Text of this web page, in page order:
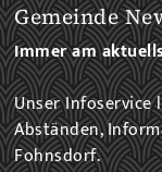
Gemeinde
Immer am
Unser
Abständen,
Fohnsdorf.